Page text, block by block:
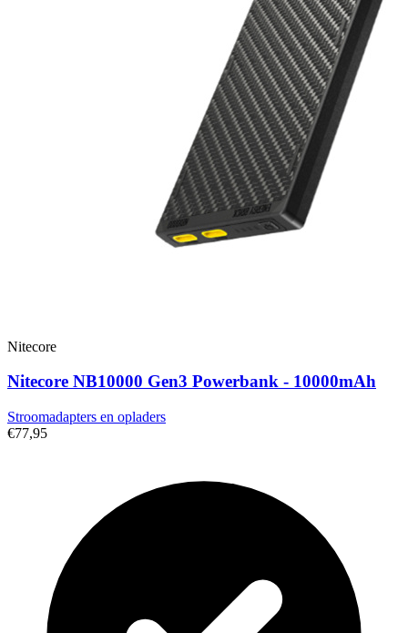
Nitecore
Nitecore NB10000 Gen3 Powerbank - 10000mAh
Stroomadapters en opladers
€77,95